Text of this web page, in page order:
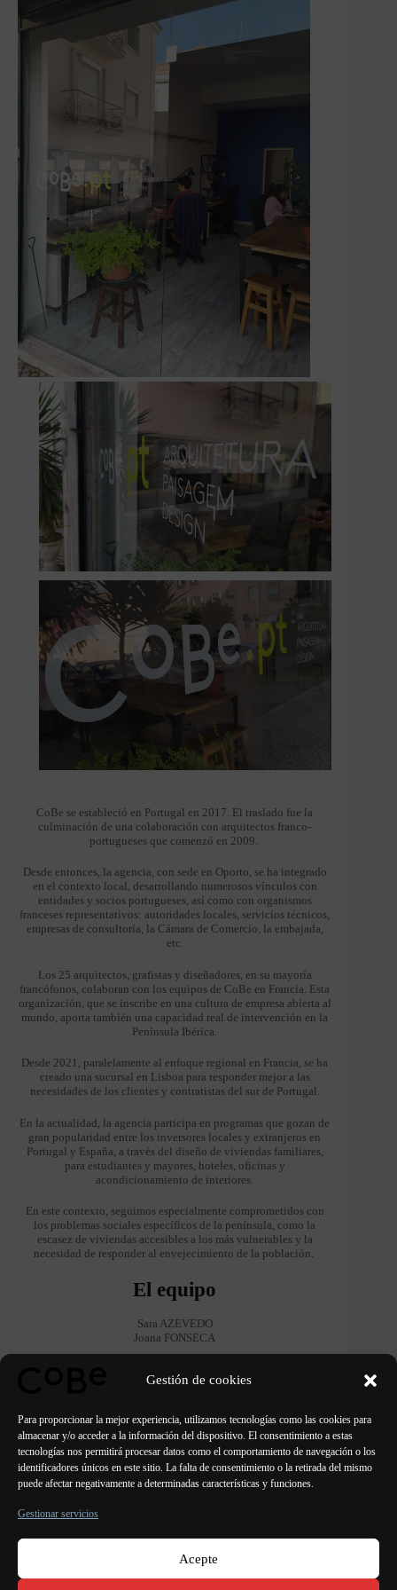
Gestión de cookies
Para proporcionar la mejor experiencia, utilizamos tecnologías como las cookies para
almacenar y/o acceder a la información del dispositivo. El consentimiento a estas
tecnologías nos permitirá procesar datos como el comportamiento de navegación o los
identificadores únicos en este sitio. La falta de consentimiento o la retirada del mismo
puede afectar negativamente a determinadas características y funciones.
Gestionar servicios
Acepte
CoBe se estableció en Portugal en 2017. El traslado fue la
culminación de una colaboración con arquitectos franco-
portugueses que comenzó en 2009.
Desde entonces, la agencia, con sede en Oporto, se ha integrado
en el contexto local, desarrollando numerosos vínculos con
entidades y socios portugueses, así como con organismos
franceses representativos: autoridades locales, servicios técnicos,
empresas de consultoría, la Cámara de Comercio, la embajada,
etc.
Los 25 arquitectos, grafistas y diseñadores, en su mayoría
francófonos, colaboran con los equipos de CoBe en Francia. Esta
organización, que se inscribe en una cultura de empresa abierta al
mundo, aporta también una capacidad real de intervención en la
Península Ibérica.
Desde 2021, paralelamente al enfoque regional en Francia, se ha
creado una sucursal en Lisboa para responder mejor a las
necesidades de los clientes y contratistas del sur de Portugal.
En la actualidad, la agencia participa en programas que gozan de
gran popularidad entre los inversores locales y extranjeros en
Portugal y España, a través del diseño de viviendas familiares,
para estudiantes y mayores, hoteles, oficinas y
acondicionamiento de interiores.
En este contexto, seguimos especialmente comprometidos con
los problemas sociales específicos de la península, como la
escasez de viviendas accesibles a los más vulnerables y la
necesidad de responder al envejecimiento de la población.
El equipo
Sara AZEVEDO
Joana FONSECA
Póngase en contacto con
1250-139 Lisboa, Portugal
Tel : +351 229 382 608
geral@cobe.pt